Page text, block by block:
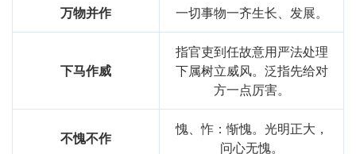
万物并作 一切事物一齐生长、发展。
下马作威
指官吏到任故意用严法处理
下属树立威风。泛指先给对
方一点厉害。
不愧不作
愧、怍：惭愧。光明正大，
问心无愧。